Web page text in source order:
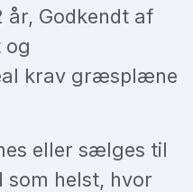
år, Godkendt af
og
krav græsplæne
eller sælges til
som helst, hvor